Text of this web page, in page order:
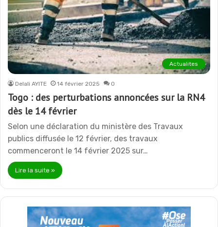
Actualites
Delali AYITE 14 février 2025 0
Togo : des perturbations annoncées sur la RN4
dès le 14 février
Selon une déclaration du ministère des Travaux
publics diffusée le 12 février, des travaux
commenceront le 14 février 2025 sur…
Lire la suite »